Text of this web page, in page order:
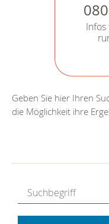
Geben Sie hier Ihren
die Möglichkeit ihre